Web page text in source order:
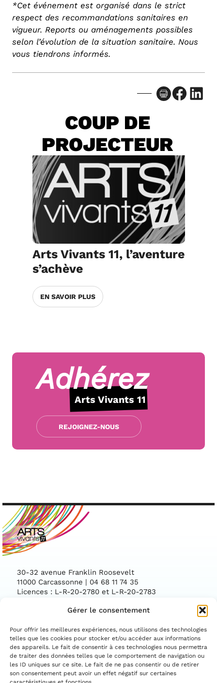
Gérer le consentement
Pour offrir les meilleures expériences, nous utilisons des technologies
telles que les cookies pour stocker et/ou accéder aux informations
des appareils. Le fait de consentir à ces technologies nous permettra
de traiter des données telles que le comportement de navigation ou
les ID uniques sur ce site. Le fait de ne pas consentir ou de retirer
son consentement peut avoir un effet négatif sur certaines
*Cet événement est organisé dans le strict
respect des recommandations sanitaires en
vigueur. Reports ou aménagements possibles
selon l’évolution de la situation sanitaire. Nous
vous tiendrons informés.
Facebook LinkedIn
COUP DE
PROJECTEUR
Arts Vivants 11, l’aventure
s’achève
EN SAVOIR PLUS
Adhérez
Arts Vivants 11
REJOIGNEZ-NOUS
30-32 avenue Franklin Roosevelt
11000 Carcassonne | 04 68 11 74 35
Licences : L-R-20-2780 et L-R-20-2783
Facebook
ASSOCIATION CONVENTIONNÉE PAR LE
DÉPARTEMENT DE L'AUDE ET LA DIRECTION
RÉGIONALE DES AFFAIRES CULTURELLES
OCCITANIE